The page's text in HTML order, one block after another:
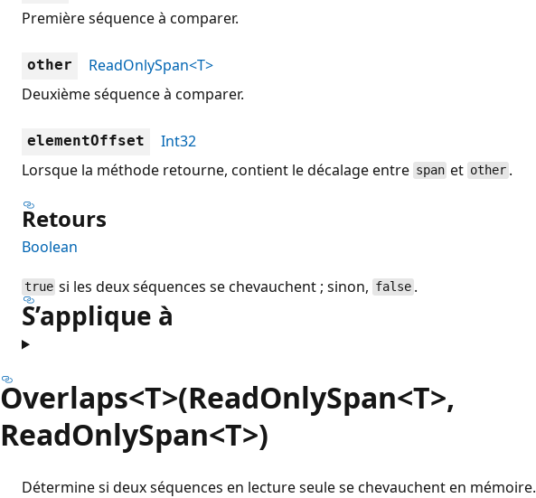
Première séquence à comparer.
other
ReadOnlySpan<T>
Deuxième séquence à comparer.
elementOffset
Int32
Lorsque la méthode retourne, contient le décalage entre span et other.
Retours
Boolean
true si les deux séquences se chevauchent ; sinon, false.
S’applique à
Overlaps<T>(ReadOnlySpan<T>,
ReadOnlySpan<T>)
Détermine si deux séquences en lecture seule se chevauchent en mémoire.